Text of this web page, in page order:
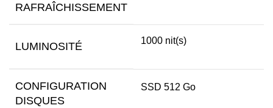
RAFRAÎCHISSEMENT
LUMINOSITÉ 1000 nit(s)
CONFIGURATION
DISQUES
SSD 512 Go